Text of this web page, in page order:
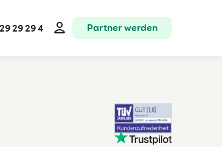
29 29 4 Partner werden